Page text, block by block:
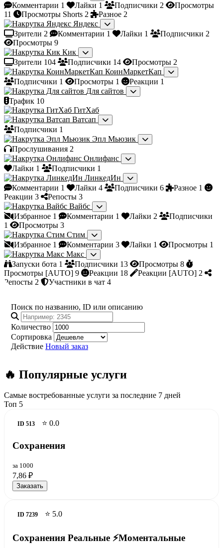
Комментарии 1 Лайки 1 Подписчики 2
Просмотры
11
Просмотры Shorts 2 Разное 2
Яндекс
Зрители 2 Комментарии 1 Лайки 1 Подписчики 2
Просмотры 9
Кик
Зрители 104 Подписчики 14 Просмотры 2
КоинМаркетКап
Подписчики 1 Просмотры 1 Реакции 1
Для сайтов
Трафик 10
ГитХаб
Ватсап
Подписчики 1
Эпл Мьюзик
Прослушивания 2
Онлифанс
Лайки 1 Подписчики 1
ЛинкедИн
Комментарии 1 Лайки 4 Подписчики 6 Разное 1
Реакции 3 Репосты 3
Вайбс
Избранное 1 Комментарии 1 Лайки 2
Подписчики
1
Просмотры 3
Стим
Избранное 1 Комментарии 3 Лайки 1 Просмотры 1
Макс
Запуски бота 1 Подписчики 13 Просмотры 8
Просмотры [AUTO] 9 Реакции 18 Реакции [AUTO] 2
Репосты 2 Участники в чат 4
Поиск по названию, ID или описанию
Количество
Сортировка
Действие Новый заказ
🔥 Популярные услуги
Самые востребованные услуги за последние 7 дней
Топ 5
ID 513 ⭐ 0.0
Сохранения
за 1000
7,86 ₽
Заказать
ID 7239 ⭐ 5.0
Сохранения Реальные ⚡️Моментальные